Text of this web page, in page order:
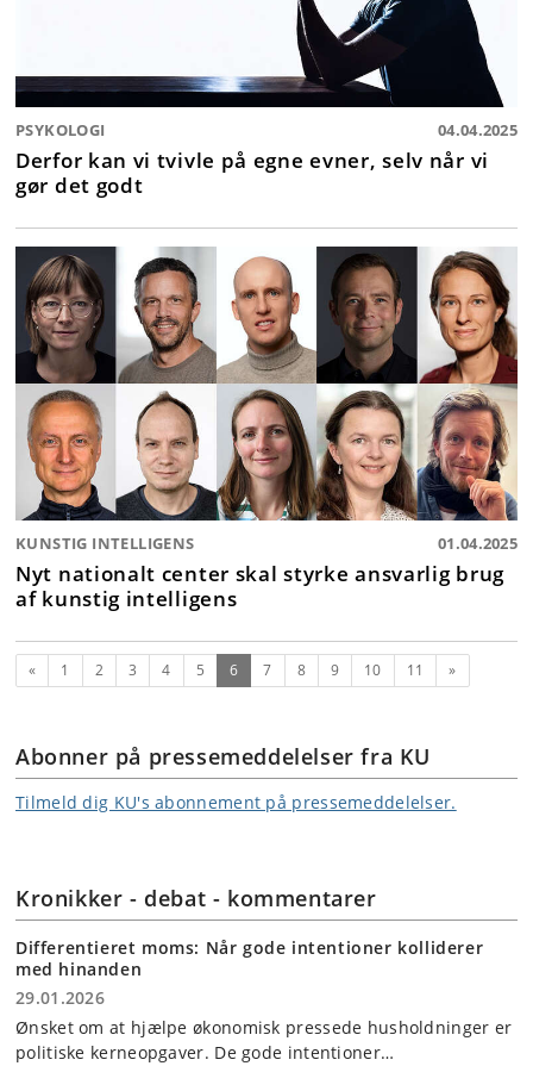
PSYKOLOGI 04.04.2025
Derfor kan vi tvivle på egne evner, selv når vi
gør det godt
KUNSTIG INTELLIGENS 01.04.2025
Nyt nationalt center skal styrke ansvarlig brug
af kunstig intelligens
Forrige
« 1 2 3 4 5 6(nuværende)
7 8 9 10 11 Næste
»
Abonner på pressemeddelelser fra KU
Tilmeld dig KU's abonnement på pressemeddelelser.
Kronikker - debat - kommentarer
Differentieret moms: Når gode intentioner kolliderer
med hinanden
29.01.2026
Ønsket om at hjælpe økonomisk pressede husholdninger er
politiske kerneopgaver. De gode intentioner…